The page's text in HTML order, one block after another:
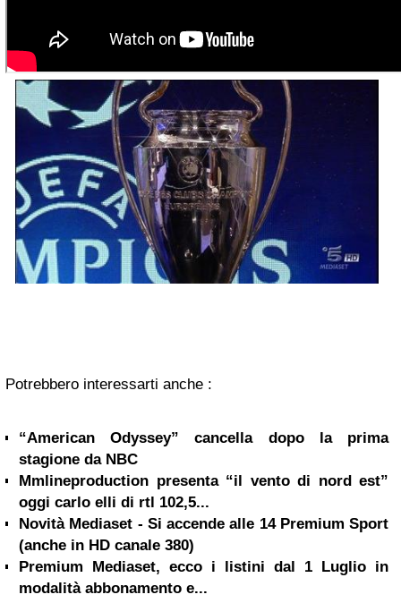
Potrebbero interessarti anche :
“American Odyssey” cancella dopo la prima
stagione da NBC
Mmlineproduction presenta “il vento di nord est”
oggi carlo elli di rtl 102,5...
Novità Mediaset - Si accende alle 14 Premium Sport
(anche in HD canale 380)
Premium Mediaset, ecco i listini dal 1 Luglio in
modalità abbonamento e...